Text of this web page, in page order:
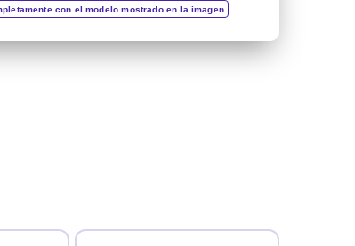
con el modelo mostrado en la imagen